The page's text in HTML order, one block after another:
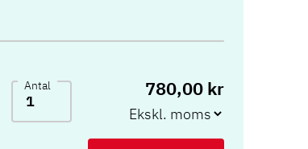
Antal 780,00 kr